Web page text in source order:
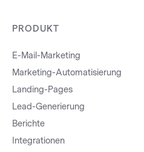
PRODUKT
E-Mail-Marketing
Marketing-Automatisierung
Landing-Pages
Lead-Generierung
Berichte
Integrationen